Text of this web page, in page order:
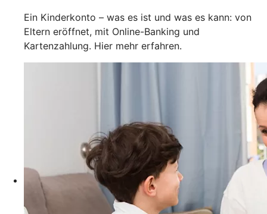
Ein Kinderkonto – was es ist und was es kann: von
Eltern eröffnet, mit Online-Banking und
Kartenzahlung. Hier mehr erfahren.